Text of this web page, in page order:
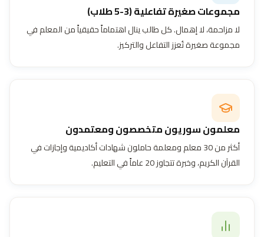
مجموعات صغيرة تفاعلية (3-5 طلاب)
لا مزاحمة، لا إهمال. كل طالب ينال اهتماماً حقيقياً من المعلم في
مجموعة صغيرة تُعزز التفاعل والتركيز.
معلمون سوريون متخصصون ومعتمدون
أكثر من 30 معلم ومعلمة حاملون شهادات أكاديمية وإجازات في
القرآن الكريم، وخبرة تتجاوز 20 عاماً في التعليم.